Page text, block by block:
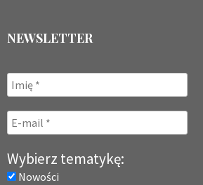
NEWSLETTER
Wybierz tematykę:
Nowości